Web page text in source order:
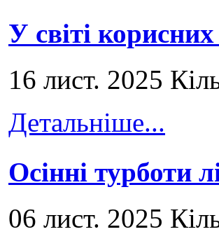
У світі
16 лист. 2025
Детальніше...
Осінні турботи
06 лист. 2025